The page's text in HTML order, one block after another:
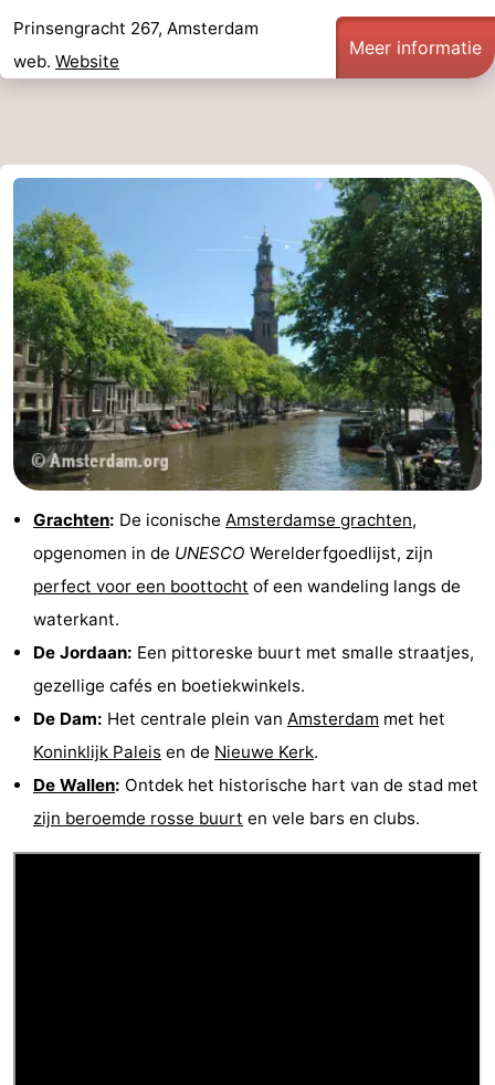
Zandvoort
Weer
Contact
Prinsengracht 267, Amsterdam
web. Website
Meer informatie
Grachten: De iconische Amsterdamse grachten,
opgenomen in de UNESCO Werelderfgoedlijst, zijn
perfect voor een boottocht of een wandeling langs de
waterkant.
De Jordaan: Een pittoreske buurt met smalle straatjes,
gezellige cafés en boetiekwinkels.
De Dam: Het centrale plein van Amsterdam met het
Koninklijk Paleis en de Nieuwe Kerk.
De Wallen: Ontdek het historische hart van de stad met
zijn beroemde rosse buurt en vele bars en clubs.